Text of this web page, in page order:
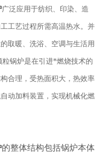
广泛应用于纺织、印染、造
工艺过程所需高温热水。并
取暖、洗浴、空调与生活用
锅炉是在引进*燃烧技术的
合理，受热面积大，热效率
动加料装置，实现机械化燃
烧。
的整体结构包括锅炉本体